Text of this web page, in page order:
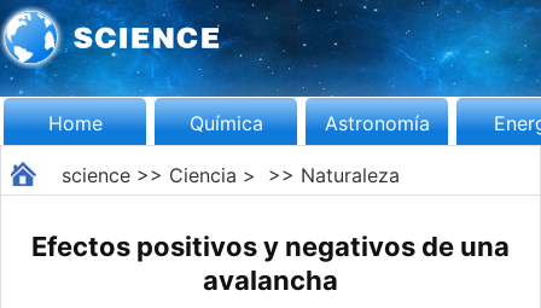
Home Química Astronomía
science>> Ciencia > >> Naturaleza
Efectos positivos y negativos de una
avalancha